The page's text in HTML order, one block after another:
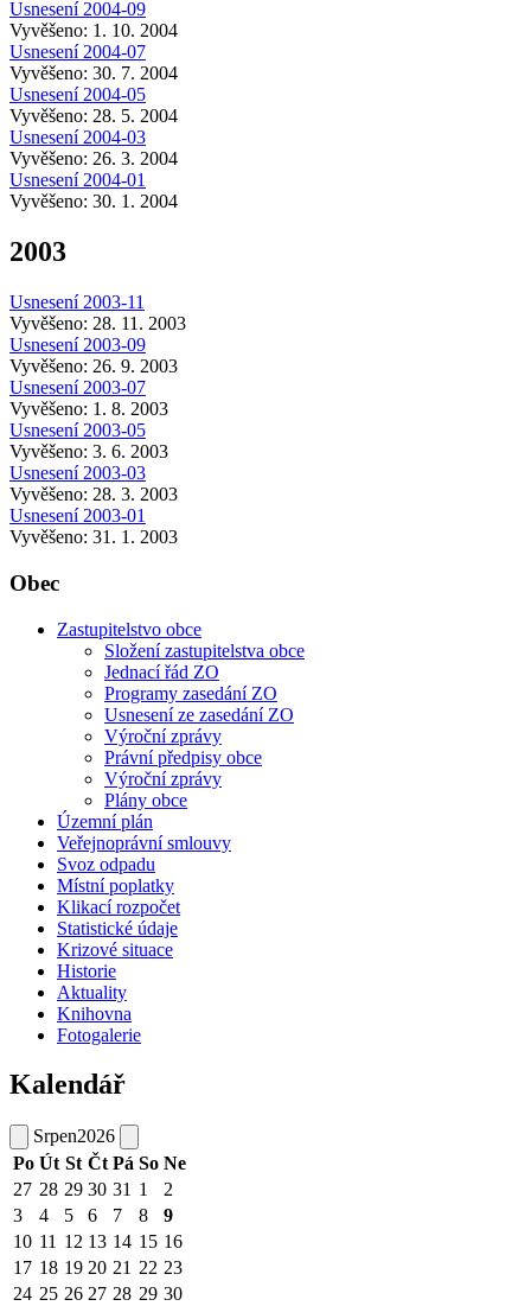
Usnesení 2004-09
Vyvěšeno: 1. 10. 2004
Usnesení 2004-07
Vyvěšeno: 30. 7. 2004
Usnesení 2004-05
Vyvěšeno: 28. 5. 2004
Usnesení 2004-03
Vyvěšeno: 26. 3. 2004
Usnesení 2004-01
Vyvěšeno: 30. 1. 2004
2003
Usnesení 2003-11
Vyvěšeno: 28. 11. 2003
Usnesení 2003-09
Vyvěšeno: 26. 9. 2003
Usnesení 2003-07
Vyvěšeno: 1. 8. 2003
Usnesení 2003-05
Vyvěšeno: 3. 6. 2003
Usnesení 2003-03
Vyvěšeno: 28. 3. 2003
Usnesení 2003-01
Vyvěšeno: 31. 1. 2003
Obec
Zastupitelstvo obce
Složení zastupitelstva obce
Jednací řád ZO
Programy zasedání ZO
Usnesení ze zasedání ZO
Výroční zprávy
Právní předpisy obce
Výroční zprávy
Plány obce
Územní plán
Veřejnoprávní smlouvy
Svoz odpadu
Místní poplatky
Klikací rozpočet
Statistické údaje
Krizové situace
Historie
Aktuality
Knihovna
Fotogalerie
Kalendář
Srpen2026
Po Út St Čt Pá So Ne
27 28 29 30 31 1
2
3
4 5 6 7 8
9
10 11 12 13 14 15 16
17 18 19 20 21 22 23
24 25 26 27 28 29 30